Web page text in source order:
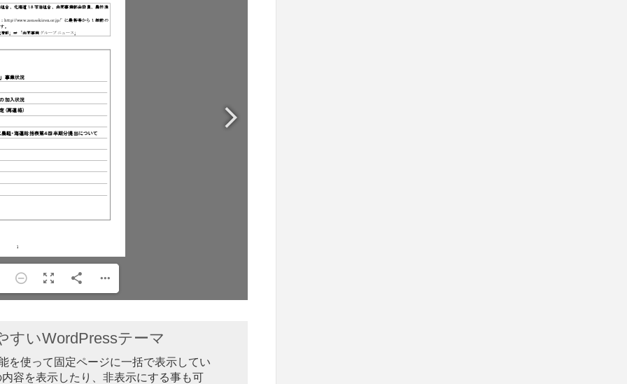
いWordPressテーマ
を使って固定ページに一括で表示してい
容を表示したり、非表示にする事も可